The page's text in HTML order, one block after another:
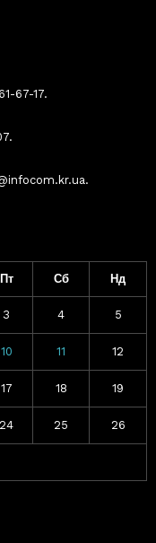
67-17.
Пт Сб Нд
3 4 5
10 11 12
17 18 19
24 25 26